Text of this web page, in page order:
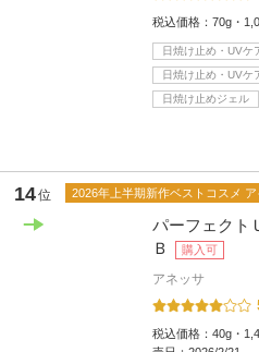
税込価格： 70g・
日焼け止め・UVケ
日焼け止め・UVケ
日焼け止めジェル
14位 2026年上半期新作ベストコスメ
パーフェク
Ｂ
購入可
アネッサ
税込価格： 40g・